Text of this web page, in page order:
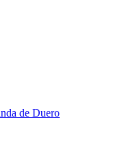
de Duero